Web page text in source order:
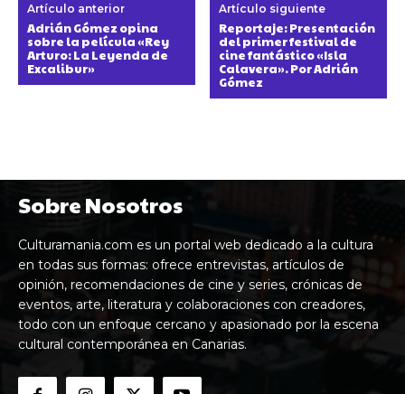
Artículo anterior
Adrián Gómez opina
sobre la película «Rey
Arturo: La Leyenda de
Excalibur»
Artículo siguiente
Reportaje: Presentación
del primer festival de
cine fantástico «Isla
Calavera». Por Adrián
Gómez
Sobre Nosotros
Culturamania.com es un portal web dedicado a la cultura
en todas sus formas: ofrece entrevistas, artículos de
opinión, recomendaciones de cine y series, crónicas de
eventos, arte, literatura y colaboraciones con creadores,
todo con un enfoque cercano y apasionado por la escena
cultural contemporánea en Canarias.